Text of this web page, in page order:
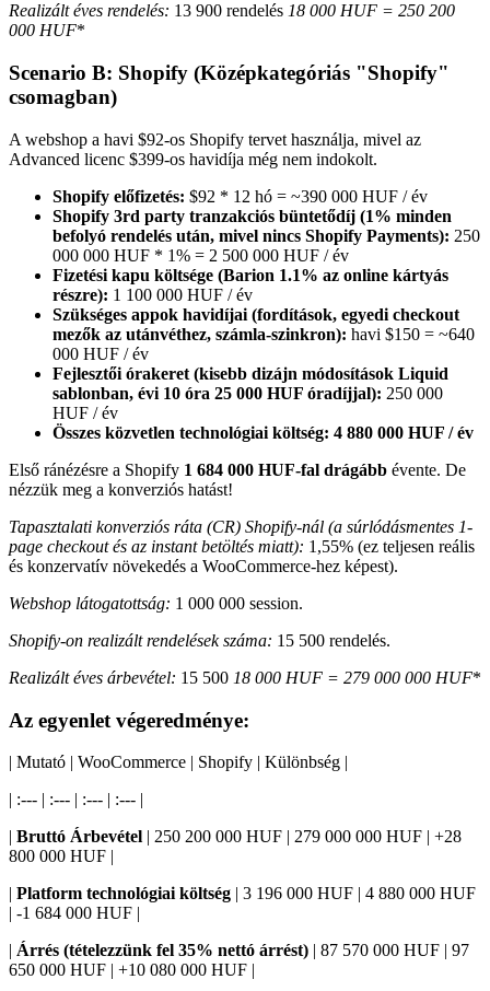
Realizált éves rendelés: 13 900 rendelés 18 000 HUF = 250 200
000 HUF*
Scenario B: Shopify (Középkategóriás "Shopify"
csomagban)
A webshop a havi $92-os Shopify tervet használja, mivel az
Advanced licenc $399-os havidíja még nem indokolt.
Shopify előfizetés: $92 * 12 hó = ~390 000 HUF / év
Shopify 3rd party tranzakciós büntetődíj (1% minden
befolyó rendelés után, mivel nincs Shopify Payments): 250
000 000 HUF * 1% = 2 500 000 HUF / év
Fizetési kapu költsége (Barion 1.1% az online kártyás
részre): 1 100 000 HUF / év
Szükséges appok havidíjai (fordítások, egyedi checkout
mezők az utánvéthez, számla-szinkron): havi $150 = ~640
000 HUF / év
Fejlesztői órakeret (kisebb dizájn módosítások Liquid
sablonban, évi 10 óra 25 000 HUF óradíjjal): 250 000
HUF / év
Összes közvetlen technológiai költség: 4 880 000 HUF / év
Első ránézésre a Shopify 1 684 000 HUF-fal drágább évente. De
nézzük meg a konverziós hatást!
Tapasztalati konverziós ráta (CR) Shopify-nál (a súrlódásmentes 1-
page checkout és az instant betöltés miatt): 1,55% (ez teljesen reális
és konzervatív növekedés a WooCommerce-hez képest).
Webshop látogatottság: 1 000 000 session.
Shopify-on realizált rendelések száma: 15 500 rendelés.
Realizált éves árbevétel: 15 500 18 000 HUF = 279 000 000 HUF*
Az egyenlet végeredménye:
| Mutató | WooCommerce | Shopify | Különbség |
| :--- | :--- | :--- | :--- |
| Bruttó Árbevétel | 250 200 000 HUF | 279 000 000 HUF | +28
800 000 HUF |
| Platform technológiai költség | 3 196 000 HUF | 4 880 000 HUF
| -1 684 000 HUF |
| Árrés (tételezzünk fel 35% nettó árrést) | 87 570 000 HUF | 97
650 000 HUF | +10 080 000 HUF |